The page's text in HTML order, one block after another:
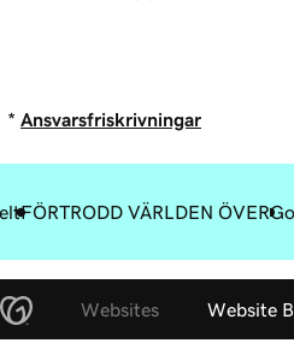
* Ansvarsfriskrivningar
FÖRTRODD VÄRLDEN ÖVER
Websites Website